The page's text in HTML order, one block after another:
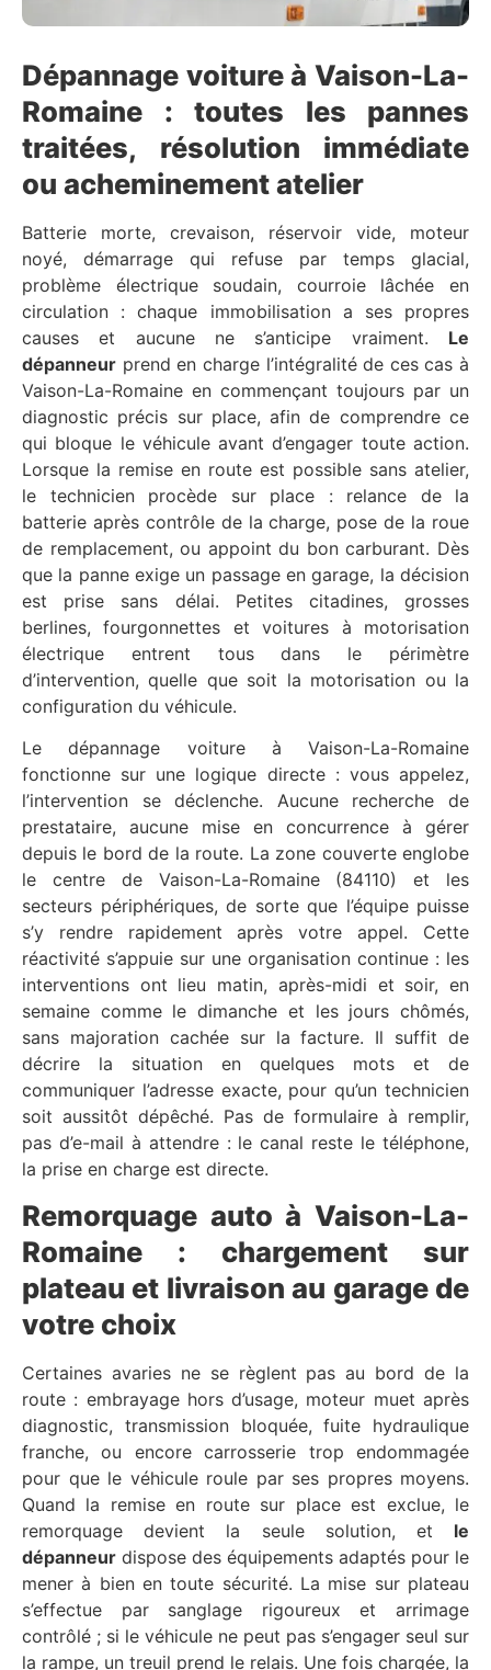
Dépannage voiture à Vaison-La-
Romaine : toutes les pannes
traitées, résolution immédiate
ou acheminement atelier
Batterie morte, crevaison, réservoir vide, moteur
noyé, démarrage qui refuse par temps glacial,
problème électrique soudain, courroie lâchée en
circulation : chaque immobilisation a ses propres
causes et aucune ne s’anticipe vraiment. Le
dépanneur prend en charge l’intégralité de ces cas à
Vaison-La-Romaine en commençant toujours par un
diagnostic précis sur place, afin de comprendre ce
qui bloque le véhicule avant d’engager toute action.
Lorsque la remise en route est possible sans atelier,
le technicien procède sur place : relance de la
batterie après contrôle de la charge, pose de la roue
de remplacement, ou appoint du bon carburant. Dès
que la panne exige un passage en garage, la décision
est prise sans délai. Petites citadines, grosses
berlines, fourgonnettes et voitures à motorisation
électrique entrent tous dans le périmètre
d’intervention, quelle que soit la motorisation ou la
configuration du véhicule.
Le dépannage voiture à Vaison-La-Romaine
fonctionne sur une logique directe : vous appelez,
l’intervention se déclenche. Aucune recherche de
prestataire, aucune mise en concurrence à gérer
depuis le bord de la route. La zone couverte englobe
le centre de Vaison-La-Romaine (84110) et les
secteurs périphériques, de sorte que l’équipe puisse
s’y rendre rapidement après votre appel. Cette
réactivité s’appuie sur une organisation continue : les
interventions ont lieu matin, après-midi et soir, en
semaine comme le dimanche et les jours chômés,
sans majoration cachée sur la facture. Il suffit de
décrire la situation en quelques mots et de
communiquer l’adresse exacte, pour qu’un technicien
soit aussitôt dépêché. Pas de formulaire à remplir,
pas d’e-mail à attendre : le canal reste le téléphone,
la prise en charge est directe.
Remorquage auto à Vaison-La-
Romaine : chargement sur
plateau et livraison au garage de
votre choix
Certaines avaries ne se règlent pas au bord de la
route : embrayage hors d’usage, moteur muet après
diagnostic, transmission bloquée, fuite hydraulique
franche, ou encore carrosserie trop endommagée
pour que le véhicule roule par ses propres moyens.
Quand la remise en route sur place est exclue, le
remorquage devient la seule solution, et le
dépanneur dispose des équipements adaptés pour le
mener à bien en toute sécurité. La mise sur plateau
s’effectue par sanglage rigoureux et arrimage
contrôlé ; si le véhicule ne peut pas s’engager seul sur
la rampe, un treuil prend le relais. Une fois chargée, la